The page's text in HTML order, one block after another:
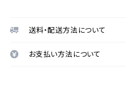
送料・配送方法について
お支払い方法について